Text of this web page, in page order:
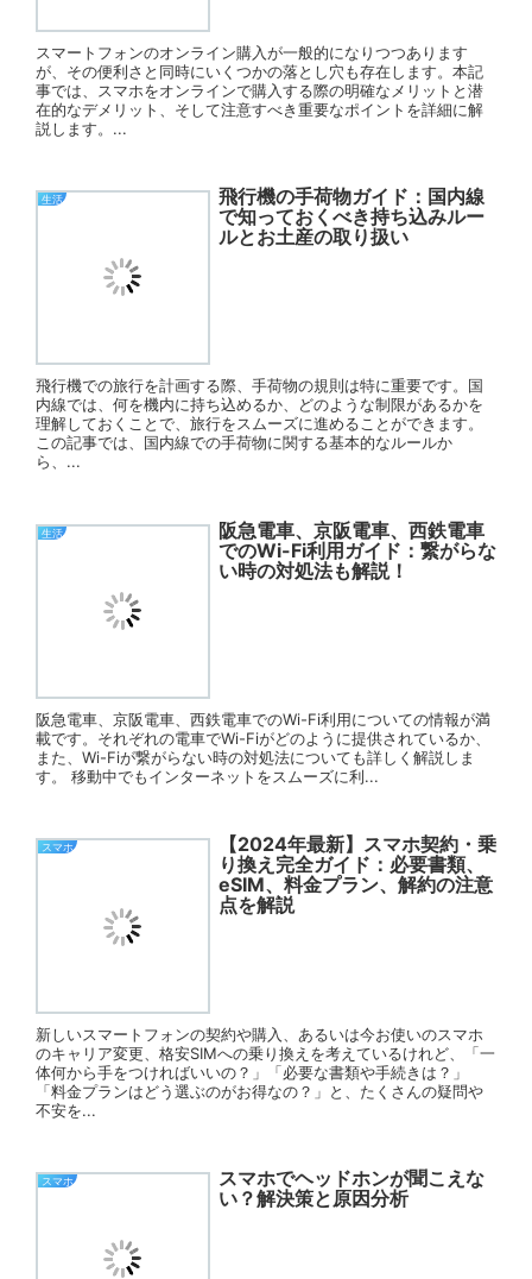
スマートフォンのオンライン購入が一般的になりつつあります
が、その便利さと同時にいくつかの落とし穴も存在します。本記
事では、スマホをオンラインで購入する際の明確なメリットと潜
在的なデメリット、そして注意すべき重要なポイントを詳細に解
説します。...
生活
飛行機の手荷物ガイド：国内線
で知っておくべき持ち込みルー
ルとお土産の取り扱い
飛行機での旅行を計画する際、手荷物の規則は特に重要です。国
内線では、何を機内に持ち込めるか、どのような制限があるかを
理解しておくことで、旅行をスムーズに進めることができます。
この記事では、国内線での手荷物に関する基本的なルールか
ら、...
生活
阪急電車、京阪電車、西鉄電車
でのWi-Fi利用ガイド：繋がらな
い時の対処法も解説！
阪急電車、京阪電車、西鉄電車でのWi-Fi利用についての情報が満
載です。それぞれの電車でWi-Fiがどのように提供されているか、
また、Wi-Fiが繋がらない時の対処法についても詳しく解説しま
す。 移動中でもインターネットをスムーズに利...
スマホ
【2024年最新】スマホ契約・乗
り換え完全ガイド：必要書類、
eSIM、料金プラン、解約の注意
点を解説
新しいスマートフォンの契約や購入、あるいは今お使いのスマホ
のキャリア変更、格安SIMへの乗り換えを考えているけれど、「一
体何から手をつければいいの？」「必要な書類や手続きは？」
「料金プランはどう選ぶのがお得なの？」と、たくさんの疑問や
不安を...
スマホ
スマホでヘッドホンが聞こえな
い？解決策と原因分析